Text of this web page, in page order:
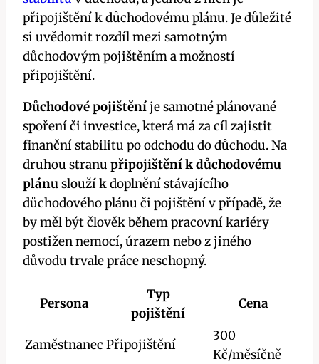
připojištění k důchodovému plánu. Je důležité
si uvědomit rozdíl mezi samotným
důchodovým pojištěním a možností
připojištění.
Důchodové pojištěníje samotné plánované
spoření či investice, která má za cíl zajistit
finanční stabilitu po odchodu do důchodu. Na
druhou stranu připojištění k důchodovému
plánuslouží k doplnění stávajícího
důchodového plánu či pojištění v případě, že
by měl být člověk během pracovní kariéry
postižen nemocí, úrazem nebo z jiného
důvodu trvale práce neschopný.
Persona
Typ
pojištění
Cena
Zaměstnanec Připojištění
300
Kč/měsíčně